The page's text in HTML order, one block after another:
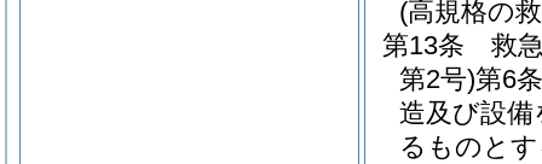
(高規格の
第13条
救
第2号)第6
造及び設
るものと